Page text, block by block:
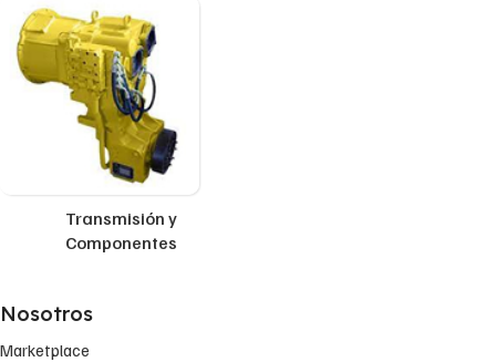
Transmisión y
Componentes
Nosotros
Marketplace